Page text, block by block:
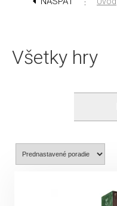
Všetky hry